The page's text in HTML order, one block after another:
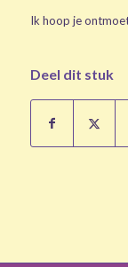
Ik hoop je
Deel dit stuk